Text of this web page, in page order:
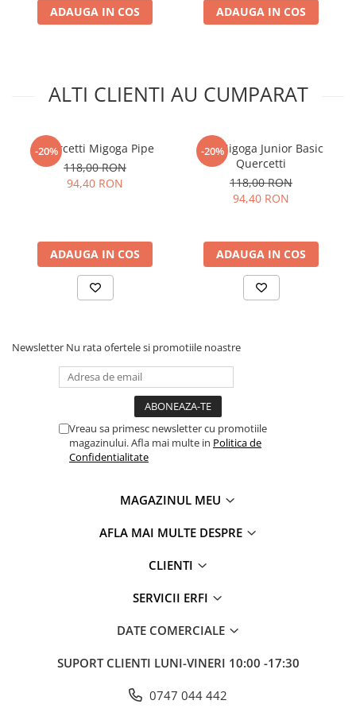
ADAUGA IN COS ADAUGA IN COS
ALTI CLIENTI AU CUMPARAT
-20%
Quercetti Migoga Pipe
118,00 RON
94,40 RON
ADAUGA IN COS
-20%
Set Migoga Junior Basic
Quercetti
118,00 RON
94,40 RON
ADAUGA IN COS
Newsletter Nu rata ofertele si promotiile noastre
Vreau sa primesc newsletter cu promotiile
magazinului. Afla mai multe in Politica de
Confidentialitate
MAGAZINUL MEU
AFLA MAI MULTE DESPRE
CLIENTI
SERVICII ERFI
DATE COMERCIALE
SUPORT CLIENTI LUNI-VINERI 10:00 -17:30
0747 044 442